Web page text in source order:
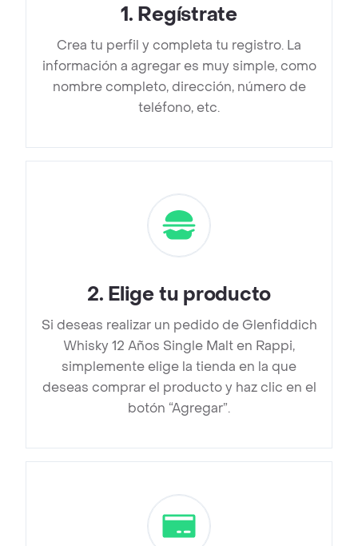
1. Regístrate
Crea tu perfil y completa tu registro. La
información a agregar es muy simple, como
nombre completo, dirección, número de
teléfono, etc.
2. Elige tu producto
Si deseas realizar un pedido de Glenfiddich
Whisky 12 Años Single Malt en Rappi,
simplemente elige la tienda en la que
deseas comprar el producto y haz clic en el
botón “Agregar”.